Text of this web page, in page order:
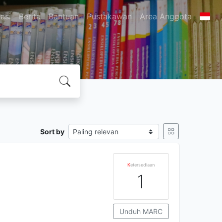
Berita Bantuan Pustakawan Area Anggota
Sort by
Ketersediaan
1
Unduh MARC